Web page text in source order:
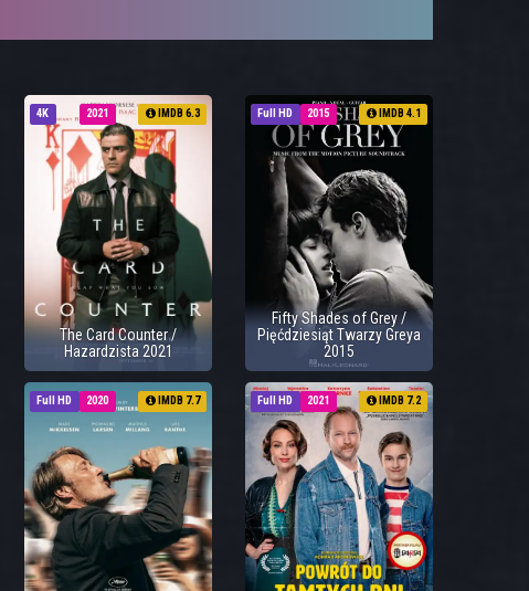
4K 2021 IMDB 6.3
The Card Counter /
Hazardzista 2021
Full HD 2015 IMDB 4.1
Fifty Shades of Grey /
Pięćdziesiąt Twarzy Greya
2015
Full HD 2020 IMDB 7.7 Full HD 2021 IMDB 7.2